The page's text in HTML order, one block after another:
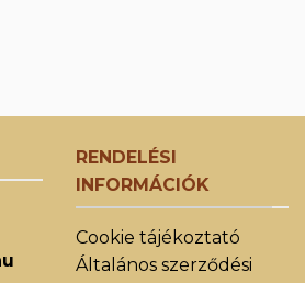
RENDELÉSI
INFORMÁCIÓK
Cookie tájékoztató
Általános szerződési